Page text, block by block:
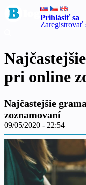
Prihlásiť sa
Zaregistrovať
pri online
Najčastejšie
zoznamovaní
09/05/2020 - 22:54